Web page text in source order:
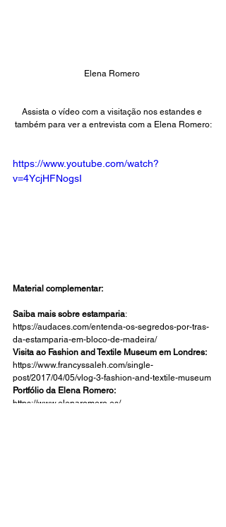
Elena Romero
Assista o vídeo com a visitação nos estandes e
também para ver a entrevista com a Elena Romero:
https://www.youtube.com/watch?
v=4YcjHFNogsI
Material complementar:
Saiba mais sobre estamparia:
https://audaces.com/entenda-os-segredos-por-tras-
da-estamparia-em-bloco-de-madeira/
Visita ao Fashion and Textile Museum em Londres:
https://www.francyssaleh.com/single-
post/2017/04/05/vlog-3-fashion-and-textile-museum
Portfólio da Elena Romero:
https://www.elenaromero.es/